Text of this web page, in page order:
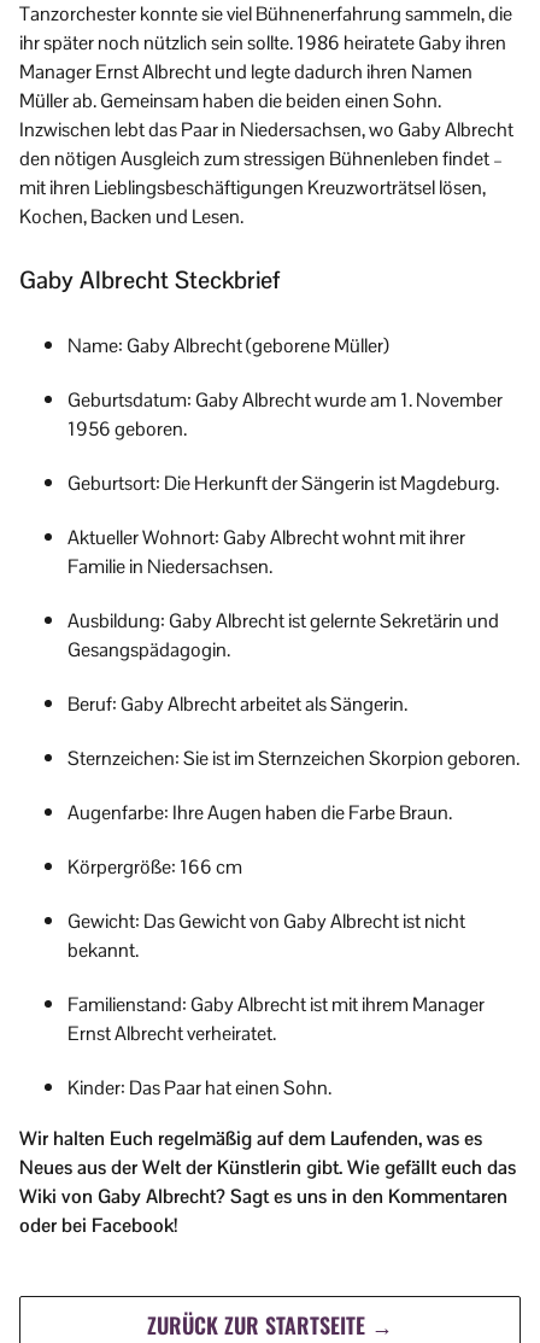
Tanzorchester konnte sie viel Bühnenerfahrung sammeln, die
ihr später noch nützlich sein sollte. 1986 heiratete Gaby ihren
Manager Ernst Albrecht und legte dadurch ihren Namen
Müller ab. Gemeinsam haben die beiden einen Sohn.
Inzwischen lebt das Paar in Niedersachsen, wo Gaby Albrecht
den nötigen Ausgleich zum stressigen Bühnenleben findet –
mit ihren Lieblingsbeschäftigungen Kreuzworträtsel lösen,
Kochen, Backen und Lesen.
Gaby Albrecht Steckbrief
Name: Gaby Albrecht (geborene Müller)
Geburtsdatum: Gaby Albrecht wurde am 1. November
1956 geboren.
Geburtsort: Die Herkunft der Sängerin ist Magdeburg.
Aktueller Wohnort: Gaby Albrecht wohnt mit ihrer
Familie in Niedersachsen.
Ausbildung: Gaby Albrecht ist gelernte Sekretärin und
Gesangspädagogin.
Beruf: Gaby Albrecht arbeitet als Sängerin.
Sternzeichen: Sie ist im Sternzeichen Skorpion geboren.
Augenfarbe: Ihre Augen haben die Farbe Braun.
Körpergröße: 166 cm
Gewicht: Das Gewicht von Gaby Albrecht ist nicht
bekannt.
Familienstand: Gaby Albrecht ist mit ihrem Manager
Ernst Albrecht verheiratet.
Kinder: Das Paar hat einen Sohn.
Wir halten Euch regelmäßig auf dem Laufenden, was es
Neues aus der Welt der Künstlerin gibt. Wie gefällt euch das
Wiki von Gaby Albrecht? Sagt es uns in den Kommentaren
oder bei Facebook!
ZURÜCK ZUR STARTSEITE →